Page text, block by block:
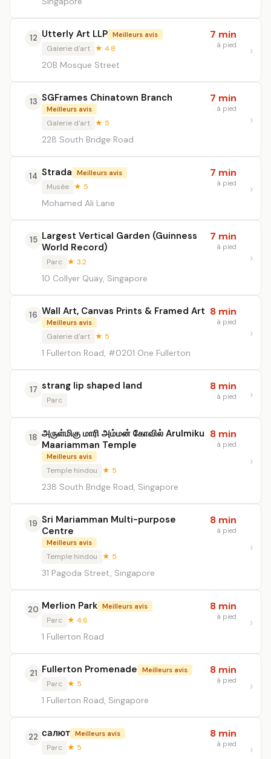
12 Utterly Art LLP Meilleurs avis
Galerie d'art ★ 4.8
20B Mosque Street
7 min
à pied
13 SGFrames Chinatown Branch
Meilleurs avis
Galerie d'art ★ 5
228 South Bridge Road
7 min
à pied
14 Strada Meilleurs avis
Musée ★ 5
Mohamed Ali Lane
7 min
à pied
15 Largest Vertical Garden (Guinness
World Record)
Parc ★ 3.2
10 Collyer Quay, Singapore
7 min
à pied
16 Wall Art, Canvas Prints & Framed Art
Meilleurs avis
Galerie d'art ★ 5
1 Fullerton Road, #0201 One Fullerton
8 min
à pied
17 strang lip shaped land
Parc
8 min
à pied
18 அருள்மிகு மாரி அம்மன் கோவில் Arulmiku
Maariamman Temple
Meilleurs avis
Temple hindou ★ 5
238 South Bridge Road, Singapore
8 min
à pied
19 Sri Mariamman Multi-purpose
Centre
Meilleurs avis
Temple hindou ★ 5
31 Pagoda Street, Singapore
8 min
à pied
20 Merlion Park Meilleurs avis
Parc ★ 4.6
1 Fullerton Road
8 min
à pied
21 Fullerton Promenade Meilleurs avis
Parc ★ 5
1 Fullerton Road, Singapore
8 min
à pied
22 салют Meilleurs avis
Parc ★ 5
8 min
à pied